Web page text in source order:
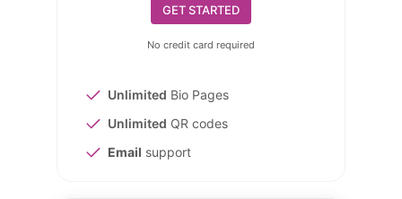
GET STARTED
No credit card required
Unlimited Bio Pages
Unlimited QR codes
Email support